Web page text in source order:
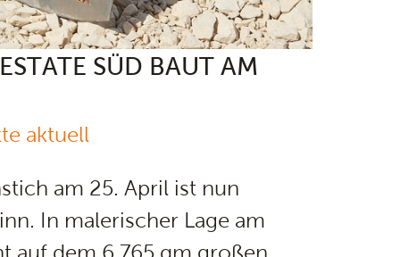
SÜD BAUT AM
aktuell
am 25. April ist nun
In malerischer Lage am
auf dem 6.765 qm großen